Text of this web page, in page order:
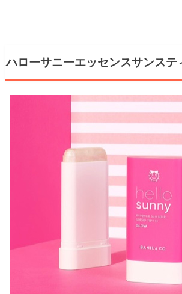
ハローサニーエッセンスサンステ